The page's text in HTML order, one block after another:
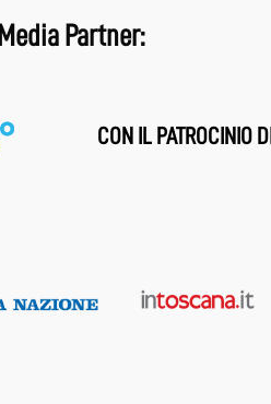
Media Partner:
CON IL PATROCINIO DI